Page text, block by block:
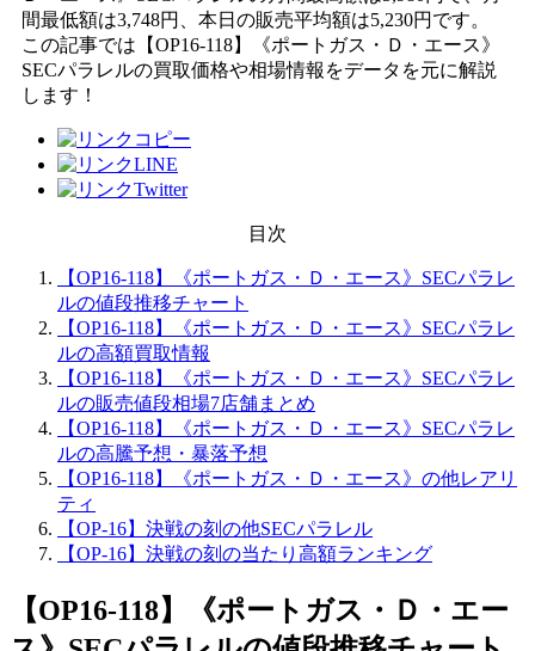
間最低額は3,748円、本日の販売平均額は5,230円です。
この記事では【OP16-118】《ポートガス・Ｄ・エース》
SECパラレルの買取価格や相場情報をデータを元に解説
します！
目次
【OP16-118】《ポートガス・Ｄ・エース》SECパラレ
ルの値段推移チャート
【OP16-118】《ポートガス・Ｄ・エース》SECパラレ
ルの高額買取情報
【OP16-118】《ポートガス・Ｄ・エース》SECパラレ
ルの販売値段相場7店舗まとめ
【OP16-118】《ポートガス・Ｄ・エース》SECパラレ
ルの高騰予想・暴落予想
【OP16-118】《ポートガス・Ｄ・エース》の他レアリ
ティ
【OP-16】決戦の刻の他SECパラレル
【OP-16】決戦の刻の当たり高額ランキング
【OP16-118】《ポートガス・Ｄ・エー